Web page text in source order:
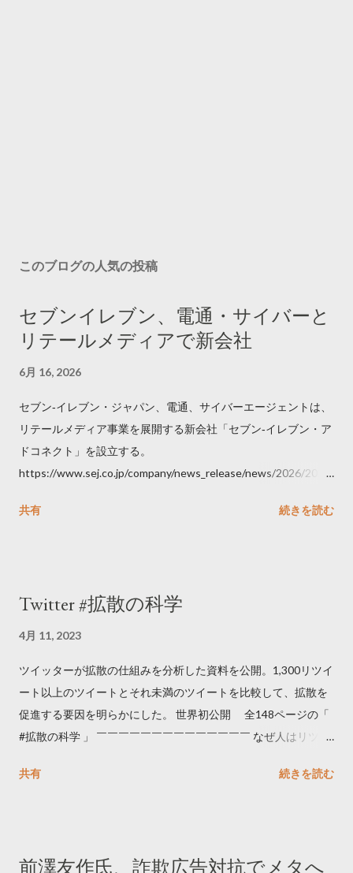
このブログの人気の投稿
セブンイレブン、電通・サイバーと
リテールメディアで新会社
6月 16, 2026
セブン‐イレブン・ジャパン、電通、サイバーエージェントは、
リテールメディア事業を展開する新会社「セブン‐イレブン・ア
ドコネクト」を設立する。
https://www.sej.co.jp/company/news_release/news/2026/2026
共有
続きを読む
Twitter #拡散の科学
4月 11, 2023
ツイッターが拡散の仕組みを分析した資料を公開。1,300リツイ
ート以上のツイートとそれ未満のツイートを比較して、拡散を
促進する要因を明らかにした。 世界初公開 全148ページの「
#拡散の科学 」 ￣￣￣￣￣￣￣￣￣￣￣￣￣￣ なぜ人はリツイ
学しました。 ー バズの目安は1300リツイート ー 人は16の熱量
トするのか？ https://marketing.twitter.com/ja/insights/kakusan
共有 続きを読む
前澤友作氏、詐欺広告対抗でメタへ